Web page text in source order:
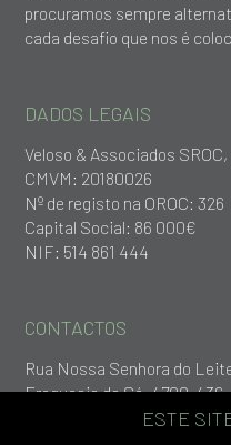
procuramos sempre
cada desafio que nos é
DADOS LEGAIS
Veloso & Associados
CMVM: 20180026
Nº de registo na OROC: 326
Capital Social: 86 000€
NIF: 514 861 444
CONTACTOS
Rua Nossa Senhora do
Freguesia da Sé, 4700-
ESTE